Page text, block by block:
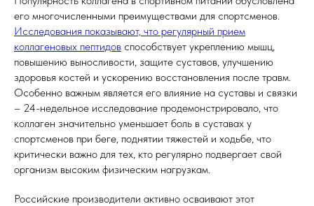
его многочисленными преимуществами для спортсменов.
Исследования показывают, что регулярный прием
коллагеновых пептидов способствует укреплению мышц,
повышению выносливости, защите суставов, улучшению
здоровья костей и ускорению восстановления после травм.
Особенно важным является его влияние на суставы и связки
– 24-недельное исследование продемонстрировало, что
коллаген значительно уменьшает боль в суставах у
спортсменов при беге, поднятии тяжестей и ходьбе, что
критически важно для тех, кто регулярно подвергает свой
организм высоким физическим нагрузкам.
Российские производители активно осваивают этот